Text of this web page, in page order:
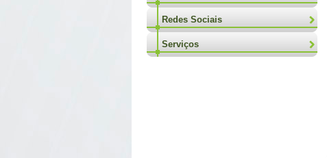
Redes Sociais
Serviços